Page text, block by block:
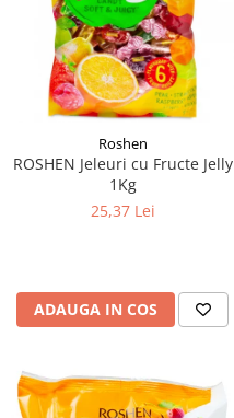
Roshen
ROSHEN Jeleuri cu Fructe Jelly
1Kg
25,37 Lei
ADAUGA IN COS